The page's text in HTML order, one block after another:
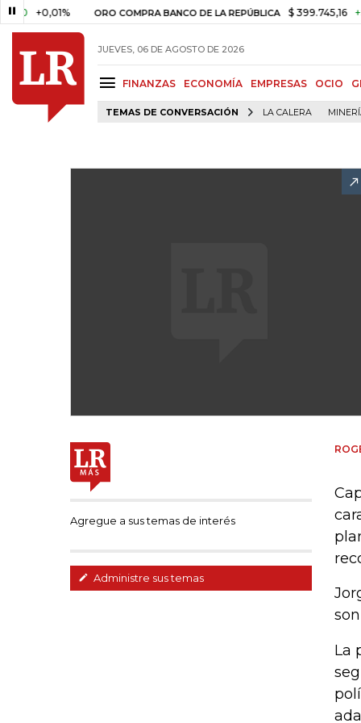
+0,01% ORO COMPRA BANCO DE LA REPÚBLICA $ 399.745,16 +$
JUEVES, 06 DE AGOSTO DE 2026
FINANZAS ECONOMÍA EMPRESAS OCIO
TEMAS DE CONVERSACIÓN LA CALERA
Agregue a sus temas de interés
Administre sus temas
La